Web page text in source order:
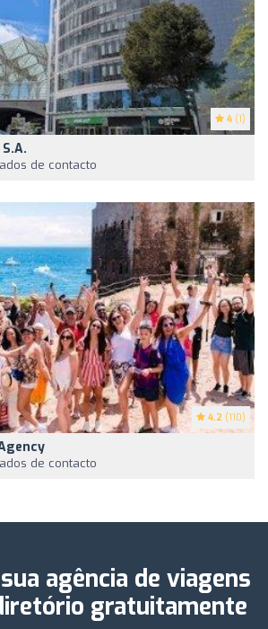
4 (1)
de contacto
4.2 (110)
de contacto
agência de viagens
gratuitamente